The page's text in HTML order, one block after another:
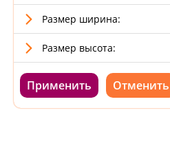
Размер ширина:
Размер высота:
Применить